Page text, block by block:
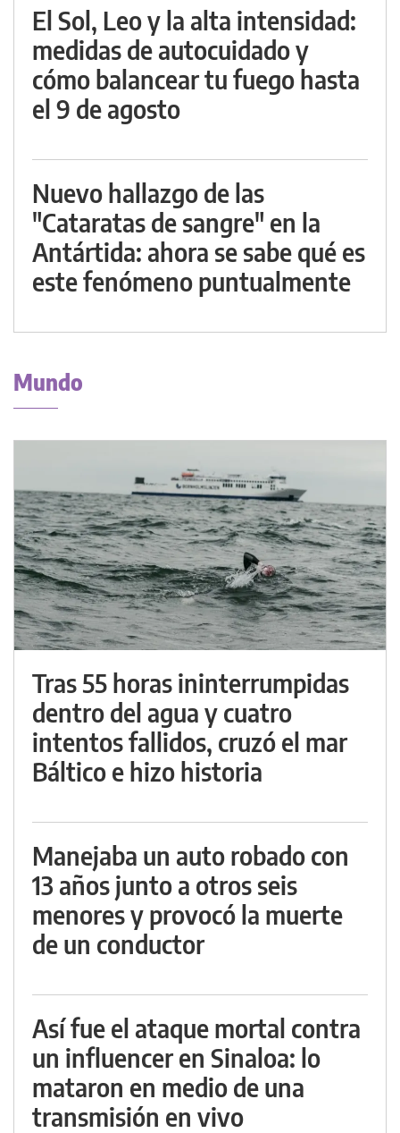
El Sol, Leo y la alta intensidad:
medidas de autocuidado y
cómo balancear tu fuego hasta
el 9 de agosto
Nuevo hallazgo de las
"Cataratas de sangre" en la
Antártida: ahora se sabe qué es
este fenómeno puntualmente
Mundo
Tras 55 horas ininterrumpidas
dentro del agua y cuatro
intentos fallidos, cruzó el mar
Báltico e hizo historia
Manejaba un auto robado con
13 años junto a otros seis
menores y provocó la muerte
de un conductor
Así fue el ataque mortal contra
un influencer en Sinaloa: lo
mataron en medio de una
transmisión en vivo